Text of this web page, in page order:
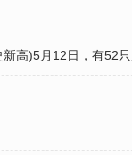
高)5月12日，有52